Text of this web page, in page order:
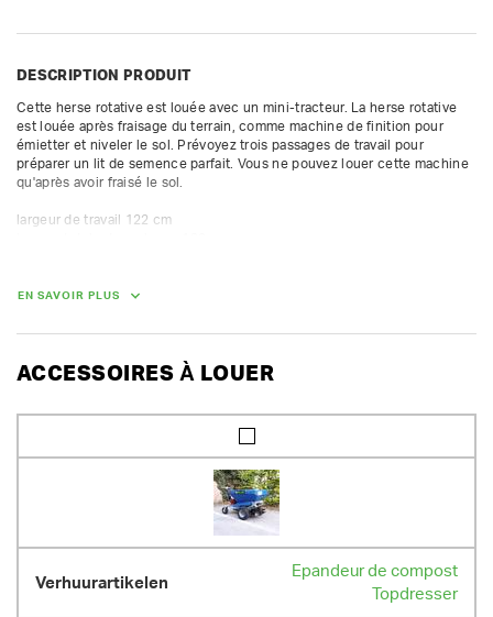
DESCRIPTION PRODUIT
Cette herse rotative est louée avec un mini-tracteur. La herse rotative
est louée après fraisage du terrain, comme machine de finition pour
émietter et niveler le sol. Prévoyez trois passages de travail pour
préparer un lit de semence parfait. Vous ne pouvez louer cette machine
qu'après avoir fraisé le sol.
largeur de travail 122 cm
lame niveleuse + rouleau rotatif réglables
En cas de location avec le tracteur de Huurland, Huurland fournit le
utilise alors son propre cardan avec goupille de cisaillement. À défaut, la
EN SAVOIR PLUS
ACCESSOIRES À LOUER
Epandeur de compost
Topdresser